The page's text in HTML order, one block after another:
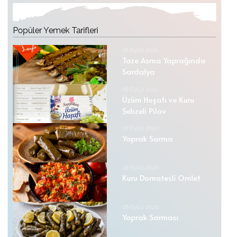
Popüler Yemek Tarifleri
Taze Asma Yaprağında
Sardalya
Üzüm Hoşafı ve Kuru
Sebzeli Pilav
Yaprak Sarma
Kuru Domatesli Omlet
Yaprak Sarması